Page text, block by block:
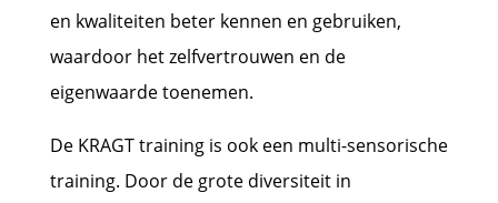
en kwaliteiten beter kennen en gebruiken,
waardoor het zelfvertrouwen en de
eigenwaarde toenemen.
De KRAGT training is ook een multi-sensorische
training. Door de grote diversiteit in